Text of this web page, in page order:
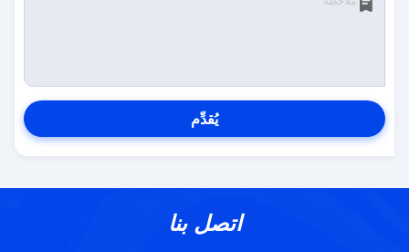
يُقدِّم
اتصل بنا